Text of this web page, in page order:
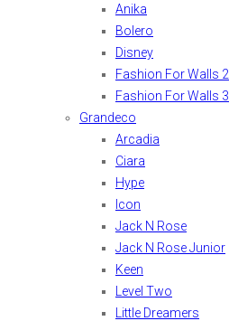
Anika
Bolero
Disney
Fashion For Walls 2
Fashion For Walls 3
Grandeco
Arcadia
Ciara
Hype
Icon
Jack N Rose
Jack N Rose Junior
Keen
Level Two
Little Dreamers